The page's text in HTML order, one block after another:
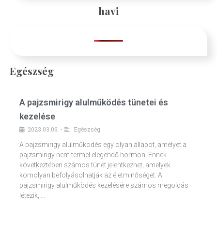
havi
Egészség
A pajzsmirigy alulműködés tünetei és
kezelése
2023.03.06. •
Egészség
A pajzsmirigy alulműködés egy olyan állapot, amelyet a
pajzsmirigy nem termel elegendő hormon. Ennek
következtében számos tünet jelentkezhet, amelyek
komolyan befolyásolhatják az életminőséget. A
pajzsmirigy alulműködés kezelésére számos megoldás
létezik, …